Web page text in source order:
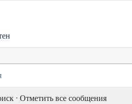
· Отметить все сообщения